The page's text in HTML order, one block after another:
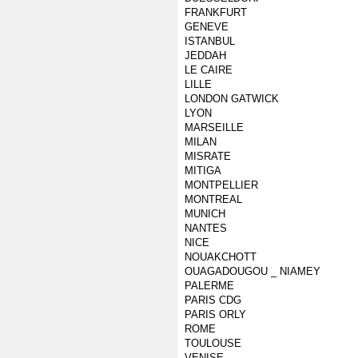
FRANKFURT
GENEVE
ISTANBUL
JEDDAH
LE CAIRE
LILLE
LONDON GATWICK
LYON
MARSEILLE
MILAN
MISRATE
MITIGA
MONTPELLIER
MONTREAL
MUNICH
NANTES
NICE
NOUAKCHOTT
OUAGADOUGOU _ NIAMEY
PALERME
PARIS CDG
PARIS ORLY
ROME
TOULOUSE